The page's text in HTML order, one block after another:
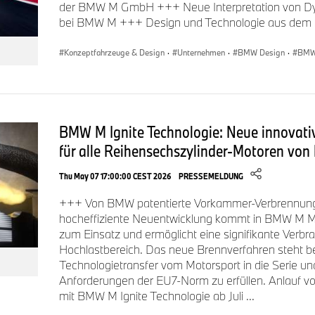
Zwischenspurt von 80 auf 120 km/h dauert 3,7 Sekunden.
auf 250 km/h limitiert und lässt sich durch das optionale M
zusätzlich sechs Farbtöne aus dem Programm von BMW
für einen BMW M2 die BMW Individual Sonderlackierung im
zur Wahl, die das ausdrucksstarke Exterieurdesign des BMW
unterstreicht.
Der BMW M2: Ein Erfolgsmodell – gebaut in Mexiko.
Das BMW M2 Coupé war 2025 das meistverkaufte High-
M GmbH. Hergestellt wird der neue BMW M2 mit M xDrive
M2 Modelle im BMW Group Werk San Luis Potosí in Mexiko.
August 2026. Die wichtigsten Absatzmärkte für den BMW
Deutschland und China.
der BMW M GmbH +++ Neue Interpretation von
bei BMW M +++ Design und Technologie aus
Konzeptfahrzeuge & Design · Unternehmen · BMW Design ·
BMW M Ignite Technologie: Neue
für alle Reihensechszylinder-Motoren von
Thu May 07 17:00:00 CEST 2026 PRESSEMELDUNG
+++ Von BMW patentierte Vorkammer-
hocheffiziente Neuentwicklung kommt in BMW M
zum Einsatz und ermöglicht eine signifikante
Hochlastbereich. Das neue Brennverfahren steht
Technologietransfer vom Motorsport in die Serie
Anforderungen der EU7-Norm zu erfüllen. Anlauf
mit BMW M Ignite Technologie ab Juli ...